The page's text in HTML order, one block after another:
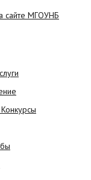
сайте МГОУНБ